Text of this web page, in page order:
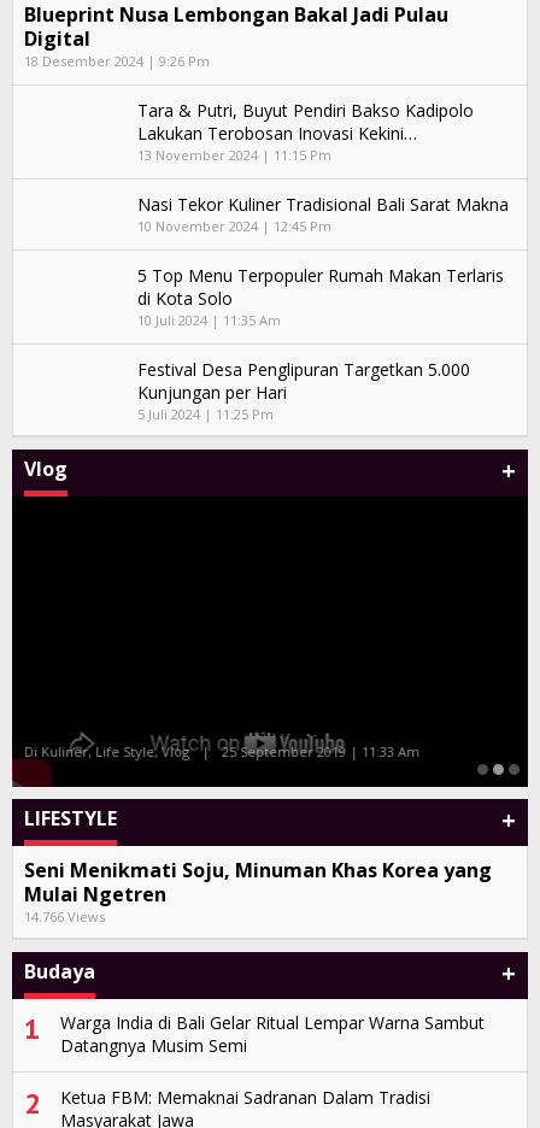
Blueprint Nusa Lembongan Bakal Jadi Pulau
Digital
18 Desember 2024 | 9:26 Pm
Tara & Putri, Buyut Pendiri Bakso Kadipolo
Lakukan Terobosan Inovasi Kekini…
13 November 2024 | 11:15 Pm
Nasi Tekor Kuliner Tradisional Bali Sarat Makna
10 November 2024 | 12:45 Pm
5 Top Menu Terpopuler Rumah Makan Terlaris
di Kota Solo
10 Juli 2024 | 11:35 Am
Festival Desa Penglipuran Targetkan 5.000
Kunjungan per Hari
5 Juli 2024 | 11:25 Pm
Vlog +
Chef Farah Quinn dan Marinka
Di Kuliner, Life Style, Vlog | 25 September 2019 | 11:33 Am
LIFESTYLE +
Seni Menikmati Soju, Minuman Khas Korea yang
Mulai Ngetren
14.766 Views
Budaya +
1
Warga India di Bali Gelar Ritual Lempar Warna Sambut
Datangnya Musim Semi
2
Ketua FBM: Memaknai Sadranan Dalam Tradisi
Masyarakat Jawa